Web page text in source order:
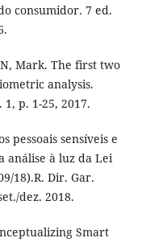
consumidor. 7 ed.
Mark. The first two
analysis.
p. 1-25, 2017.
pessoais sensíveis e
análise à luz da Lei
18).R. Dir. Gar.
dez. 2018.
Smart